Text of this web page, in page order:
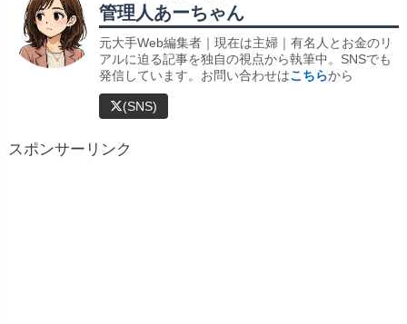
管理人あーちゃん
元大手Web編集者｜現在は主婦｜有名人とお金のリ
アルに迫る記事を独自の視点から執筆中。SNSでも
発信しています。お問い合わせはこちらから
(SNS)
スポンサーリンク